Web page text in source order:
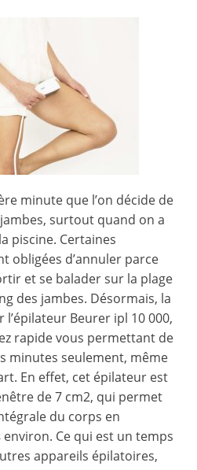
minute que l’on décide de
surtout quand on a
piscine. Certaines
obligées d’annuler parce
et se balader sur la plage
des jambes. Désormais, la
Beurer ipl 10 000,
rapide vous permettant de
minutes seulement, même
En effet, cet épilateur est
de 7 cm2, qui permet
du corps en
environ. Ce qui est un temps
appareils épilatoires,